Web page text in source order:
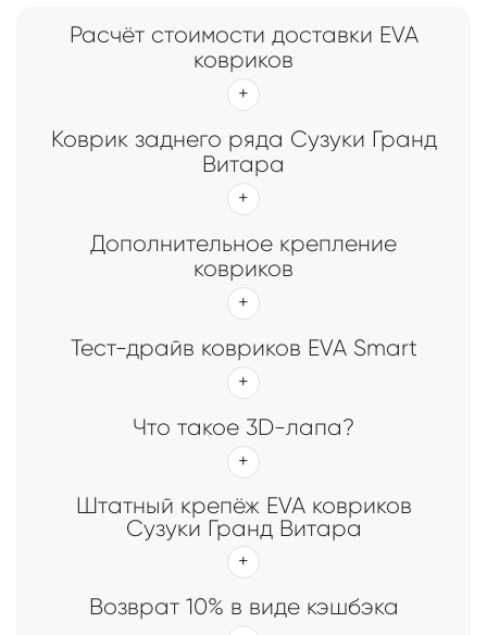
Расчёт стоимости доставки EVA
ковриков
Коврик заднего ряда Сузуки Гранд
Витара
Дополнительное крепление
ковриков
Тест-драйв ковриков EVA Smart
Что такое 3D-лапа?
Штатный крепёж EVA ковриков
Сузуки Гранд Витара
Возврат 10% в виде кэшбэка